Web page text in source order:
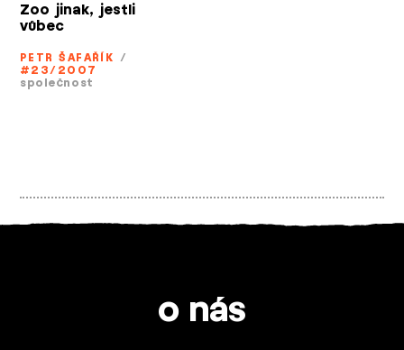
Zoo jinak, jestli
vůbec
PETR ŠAFAŘÍK /
#23/2007
společnost
o nás